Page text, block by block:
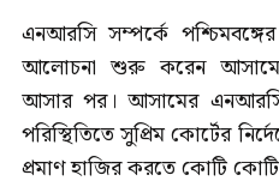
এনআরসি সম্পর্কে
আলোচনা শুরু করেন
আসার পর। আসামের এনআরসি
পরিস্থিতিতে সুপ্রিম কোর্টের
প্রমাণ হাজির করতে কোটি